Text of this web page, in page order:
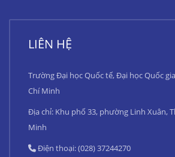
LIÊN HỆ
Trường Đại học Quốc tế, Đại học Quốc
Chí Minh
Địa chỉ: Khu phố 33, phường Linh Xuân,
Minh
Điện thoại: (028) 37244270